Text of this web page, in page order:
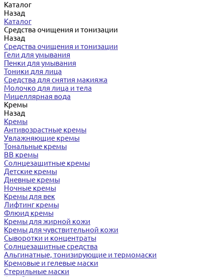
Каталог
Назад
Каталог
Средства очищения и тонизации
Назад
Средства очищения и тонизации
Гели для умывания
Пенки для умывания
Тоники для лица
Средства для снятия макияжа
Молочко для лица и тела
Мицеллярная вода
Кремы
Назад
Кремы
Антивозрастные кремы
Увлажняющие кремы
Тональные кремы
BB кремы
Солнцезащитные кремы
Детские кремы
Дневные кремы
Ночные кремы
Кремы для век
Лифтинг кремы
Флюид кремы
Кремы для жирной кожи
Кремы для чувствительной кожи
Сыворотки и концентраты
Солнцезащитные средства
Альгинатные, тонизирующие и термомаски
Кремовые и гелевые маски
Стерильные маски